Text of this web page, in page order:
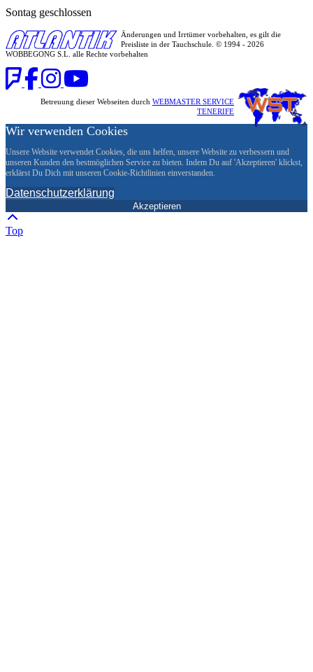
Sontag geschlossen
Änderungen und Irrtümer vorbehalten, es gilt die
Preisliste in der Tauchschule. © 1994 - 2026
WOBBEGONG S.L. alle Rechte vorbehalten
Betreuung dieser Webseiten durch WEBMASTER SERVICE
TENERIFE
Wir verwenden Cookies
Unsere Website verwendet Cookies, die uns helfen, unsere Website zu verbessern und
unseren Kunden den bestmöglichen Service zu bieten. Indem Du auf 'Akzeptieren' klickst,
erklärst Du Dich mit unseren Cookie-Richtlinien einverstanden.
Datenschutzerklärung
Akzeptieren
Top